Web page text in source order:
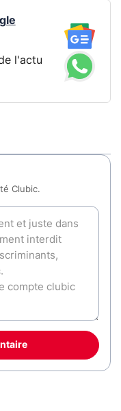
l'actu
Clubic.